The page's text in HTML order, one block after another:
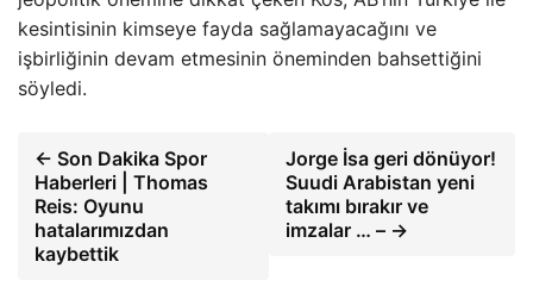
kesintisinin kimseye fayda sağlamayacağını ve
işbirliğinin devam etmesinin öneminden bahsettiğini
söyledi.
← Son Dakika Spor
Haberleri | Thomas
Reis: Oyunu
hatalarımızdan
kaybettik
Jorge İsa geri dönüyor!
Suudi Arabistan yeni
takımı bırakır ve
imzalar … – →